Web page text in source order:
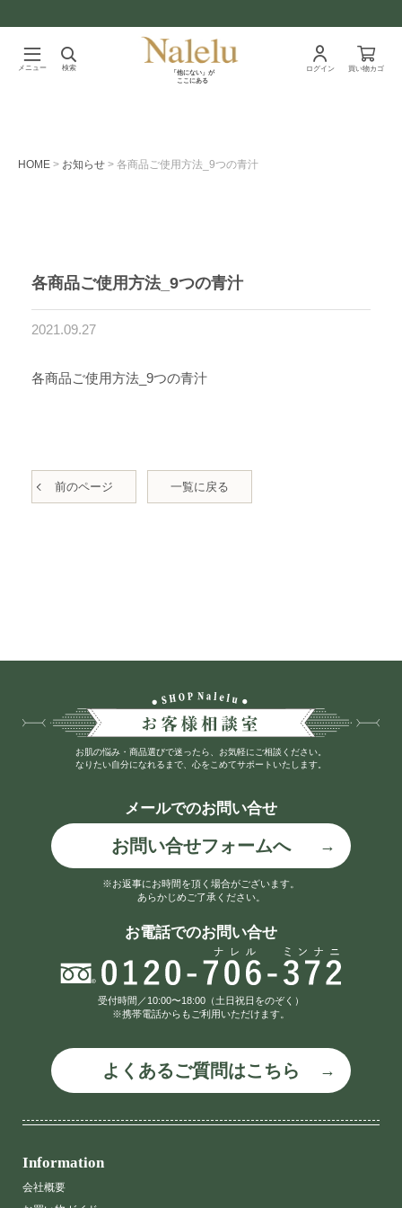
メニュー 検索
「他にない」が
ここにある
ログイン 買い物カゴ
HOME お知らせ 各商品ご使用方法_9つの青汁
各商品ご使用方法_9つの青汁
2021.09.27
各商品ご使用方法_9つの青汁
前のページ 一覧に戻る
お肌の悩み・商品選びで迷ったら、お気軽にご相談ください。
なりたい自分になれるまで、心をこめてサポートいたします。
メールでのお問い合せ
お問い合せフォームへ
※お返事にお時間を頂く場合がございます。
あらかじめご了承ください。
お電話でのお問い合せ
受付時間／10:00〜18:00（土日祝日をのぞく）
※携帯電話からもご利用いただけます。
よくあるご質問はこちら
Information
会社概要